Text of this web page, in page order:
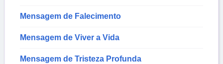
Mensagem de Falecimento
Mensagem de Viver a Vida
Mensagem de Tristeza Profunda